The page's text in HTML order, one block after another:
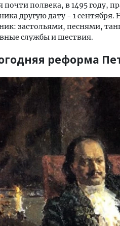
почти полвека, в 1495 году,
другую дату - 1
застольями, песнями,
службы и шествия.
реформа